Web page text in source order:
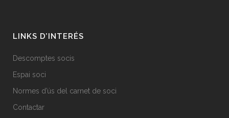
LINKS D’INTERÉS
Descomptes socis
Espai soci
Normes d’ús del carnet de soci
Contactar